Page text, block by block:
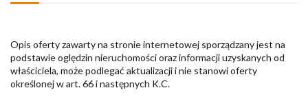
Opis oferty zawarty na stronie internetowej sporządzany jest na
podstawie oględzin nieruchomości oraz informacji uzyskanych od
właściciela, może podlegać aktualizacji i nie stanowi oferty
określonej w art. 66 i następnych K.C.